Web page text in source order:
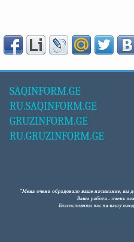
SAQINFORM.GE
RU.SAQINFORM.GE
GRUZINFORM.GE
RU.GRUZINFORM.GE